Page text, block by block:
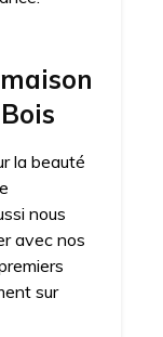
la beauté
nous
avec nos
sur